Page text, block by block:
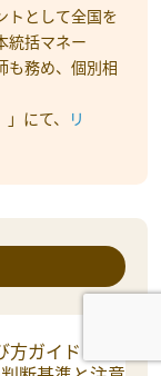
トとして全国を
統括マネー
も務め、個別相
にて、
リ
ガイド｜押